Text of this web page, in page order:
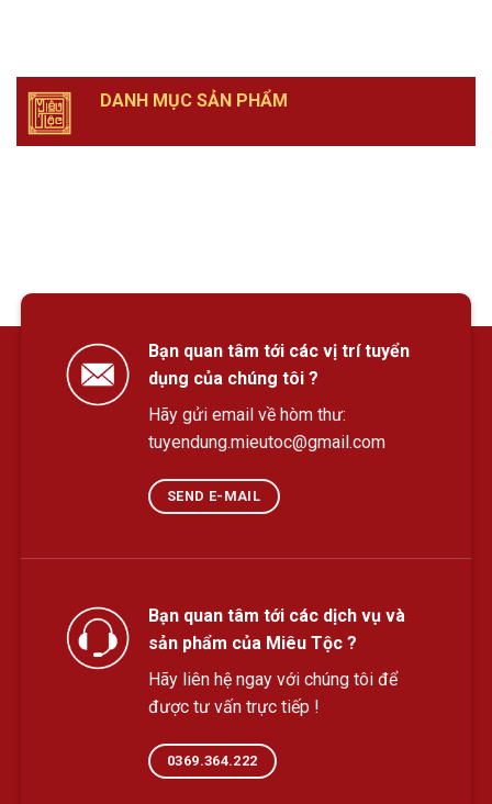
DANH MỤC SẢN PHẨM
Bạn quan tâm tới các vị trí tuyển
dụng của chúng tôi ?
Hãy gửi email về hòm thư:
tuyendung.mieutoc@gmail.com
SEND E-MAIL
Bạn quan tâm tới các dịch vụ và
sản phẩm của Miêu Tộc ?
Hãy liên hệ ngay với chúng tôi để
được tư vấn trực tiếp !
0369.364.222